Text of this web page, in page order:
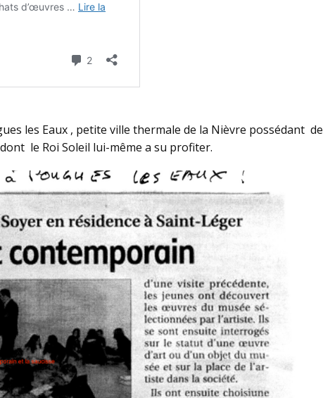
les Eaux , petite ville thermale de la Nièvre possédant
le Roi Soleil lui-même a su profiter.